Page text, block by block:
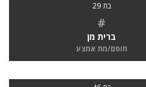
בת 29
#
ברית מן
חוסם/מת אמצע